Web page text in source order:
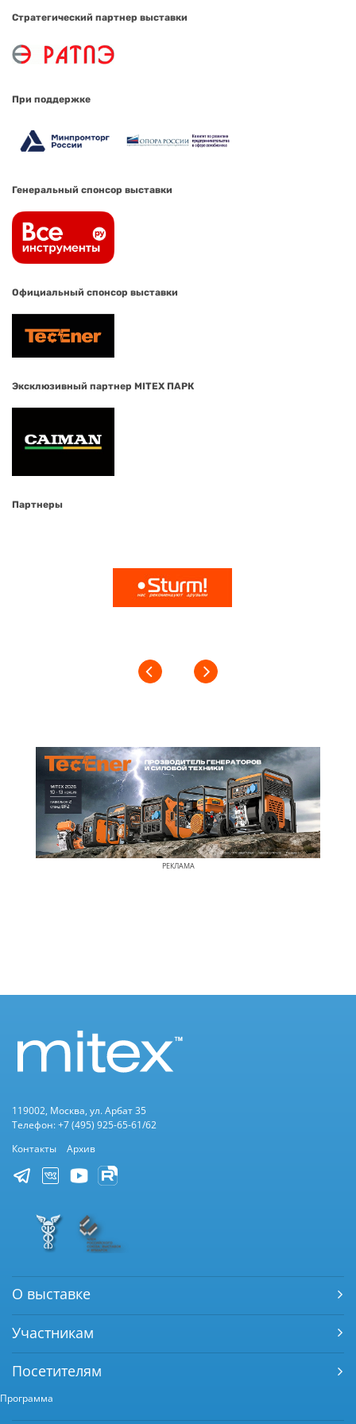
Стратегический партнер выставки
При поддержке
Генеральный спонсор выставки
Официальный спонсор выставки
Эксклюзивный партнер MITEX ПАРК
Партнеры
РЕКЛАМА
119002, Москва, ул. Арбат 35
Телефон: +7 (495) 925-65-61/62
Контакты
Архив
О выставке
Участникам
Посетителям
Программа